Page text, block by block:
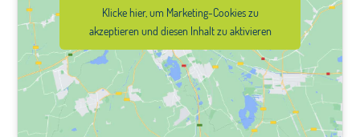
Klicke hier, um Marketing-Cookies zu
akzeptieren und diesen Inhalt zu aktivieren